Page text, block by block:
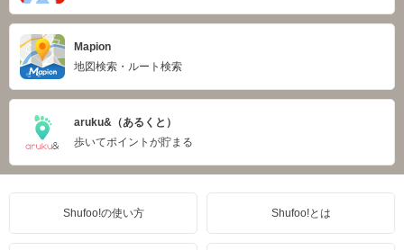
Mapion
地図検索・ルート検索
aruku&（あるくと）
歩いてポイントが貯まる
Shufoo!の使い方 Shufoo!とは